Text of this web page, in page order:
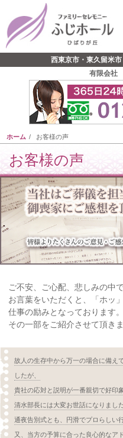
西東京市・東久留米
有限会社
ホーム お客様の声
お客様の声
ご不安、ご心配、悲しみの中
お言葉をいただくと、「ホッ
仕事の励みとなっております。
その一部をご紹介させて頂きま
故人の生存中から万一の場合に備え
したが、
貴社の応対と説明が一番親切で好印
清水部長には大変お世話になりました
通夜告別式とも、円滑でプロらしい
又、当方の予算に合った良心的なア